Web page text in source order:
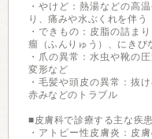
・やけど：熱湯などの高
り、痛みや水ぶくれを伴う
・できもの：皮脂の詰ま
瘤（ふんりゅう）、にきび
・爪の異常：水虫や靴の
変形など
・毛髪や頭皮の異常：抜
赤みなどのトラブル
■皮膚科で診療する主な疾患
・アトピー性皮膚炎：皮